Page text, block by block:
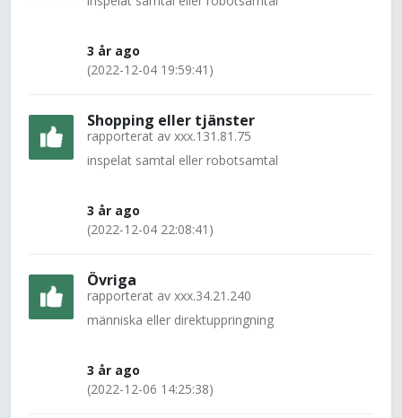
3 år ago
(2022-12-04 19:59:41)
Shopping eller tjänster
rapporterat av xxx.131.81.75
inspelat samtal eller robotsamtal
3 år ago
(2022-12-04 22:08:41)
Övriga
rapporterat av xxx.34.21.240
människa eller direktuppringning
3 år ago
(2022-12-06 14:25:38)